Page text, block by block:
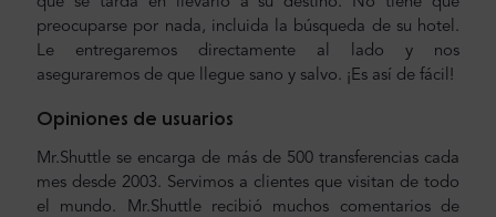
preocuparse por nada, incluida la búsqueda de su hotel.
Le entregaremos directamente al lado y nos
aseguraremos de que llegue sano y salvo. ¡Es así de fácil!
Opiniones de usuarios
Mr.Shuttle se encarga de más de 500 transferencias cada
mes desde 2003. Servimos a clientes que visitan de todo
el mundo. Mr.Shuttle recibió muchos comentarios de